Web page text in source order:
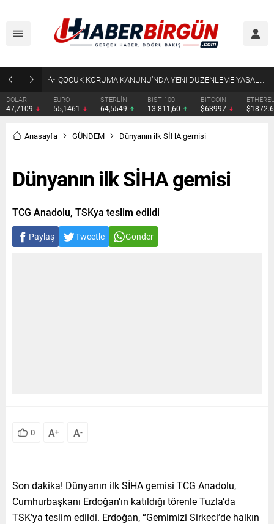
ÇOCUK KORUMA KANUNU’NDA YENİ DÜZENLEME YASALAŞTI
DOLAR
47,7109
EURO
55,1461
STERLİN
64,5549
BIST 100
13.811,60
BITCOIN
$63997
Anasayfa GÜNDEM Dünyanın ilk SİHA gemisi
Dünyanın ilk SİHA gemisi
TCG Anadolu, TSKya teslim edildi
Paylaş Tweetle Gönder
0 A+ A-
Son dakika! Dünyanın ilk SİHA gemisi TCG Anadolu,
Cumhurbaşkanı Erdoğan’ın katıldığı törenle Tuzla’da
TSK’ya teslim edildi. Erdoğan, “Gemimizi Sirkeci’de halkın